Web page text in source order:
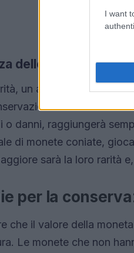
I want
dello stato di
un altro fattore chiave
Una moneta
o danni, raggiungerà
di monete coniate,
sarà la loro rarità
per la
che il valore della
Le monete che non